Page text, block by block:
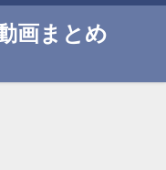
画まとめ